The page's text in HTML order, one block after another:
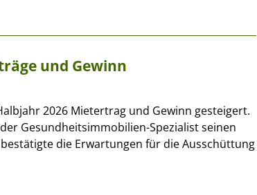
und Gewinn
2026 Mietertrag und Gewinn gesteigert.
Gesundheitsimmobilien-Spezialist seinen
die Erwartungen für die Ausschüttung